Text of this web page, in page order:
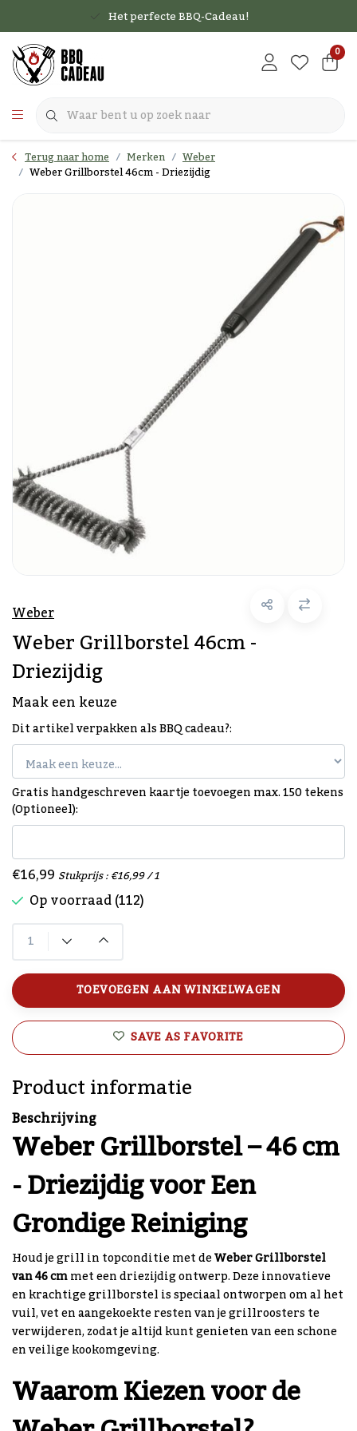
Het perfecte BBQ-Cadeau!
0
Terug naar home Merken Weber
Weber Grillborstel 46cm - Driezijdig
Weber
Weber Grillborstel 46cm -
Driezijdig
Maak een keuze
Dit artikel verpakken als BBQ cadeau?:
Gratis handgeschreven kaartje toevoegen max. 150 tekens
(Optioneel):
€16,99 Stukprijs : €16,99 / 1
Op voorraad (112)
TOEVOEGEN AAN WINKELWAGEN
SAVE AS FAVORITE
Product informatie
Beschrijving
Weber Grillborstel – 46 cm
- Driezijdig voor Een
Grondige Reiniging
Houd je grill in topconditie met deWeber Grillborstel
van 46 cmmet een driezijdig ontwerp. Deze innovatieve
en krachtige grillborstel is speciaal ontworpen om al het
vuil, vet en aangekoekte resten van je grillroosters te
verwijderen, zodat je altijd kunt genieten van een schone
en veilige kookomgeving.
Waarom Kiezen voor de